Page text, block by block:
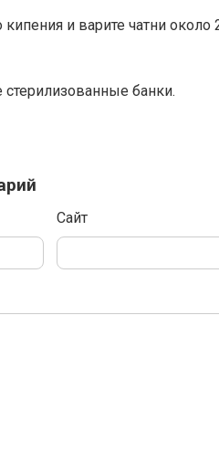
и варите чатни
стерилизованные банки.
Сайт